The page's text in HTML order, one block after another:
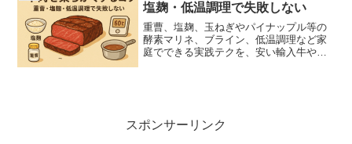
塩麹・低温調理で失敗しない
重曹、塩麹、玉ねぎやパイナップル等の
酵素マリネ、ブライン、低温調理など家
庭でできる実践テクを、安い輸入牛や部
スポンサーリンク